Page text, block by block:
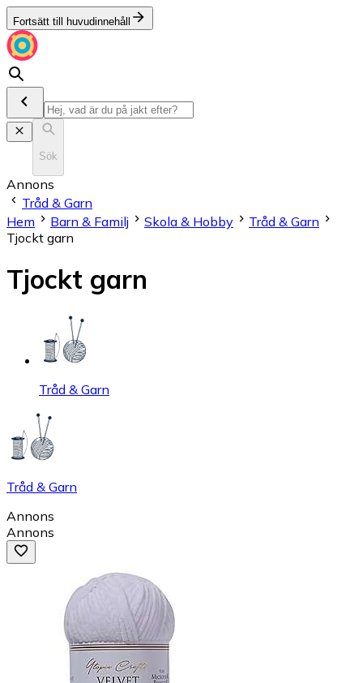
Fortsätt till huvudinnehåll
Sök
Annons
Tråd & Garn
Hem
Barn & Familj Skola & Hobby
Tråd & Garn
Tjockt garn
Tjockt garn
Tråd & Garn
Tråd & Garn
Annons
Annons